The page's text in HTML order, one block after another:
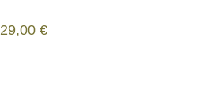
29,00 €